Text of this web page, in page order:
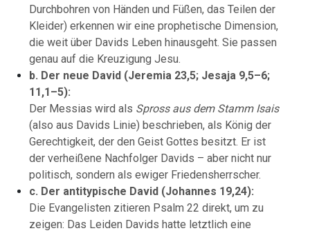
Durchbohren von Händen und Füßen, das Teilen der
Kleider) erkennen wir eine prophetische Dimension,
die weit über Davids Leben hinausgeht. Sie passen
genau auf die Kreuzigung Jesu.
b. Der neue David (Jeremia 23,5; Jesaja 9,5–6;
11,1–5):
Der Messias wird als Spross aus dem Stamm Isais
(also aus Davids Linie) beschrieben, als König der
Gerechtigkeit, der den Geist Gottes besitzt. Er ist
der verheißene Nachfolger Davids – aber nicht nur
politisch, sondern als ewiger Friedensherrscher.
c. Der antitypische David (Johannes 19,24):
Die Evangelisten zitieren Psalm 22 direkt, um zu
zeigen: Das Leiden Davids hatte letztlich eine